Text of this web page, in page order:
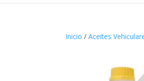
Inicio /Aceites